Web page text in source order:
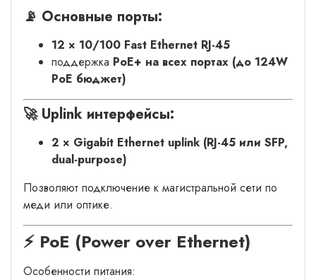
📡 Основные порты:
12 × 10/100 Fast Ethernet RJ-45
поддержка PoE+ на всех портах (до 124W
PoE бюджет)
🚀 Uplink интерфейсы:
2 × Gigabit Ethernet uplink (RJ-45 или SFP,
dual-purpose)
Позволяют подключение к магистральной сети по
меди или оптике.
⚡ PoE (Power over Ethernet)
Особенности питания: